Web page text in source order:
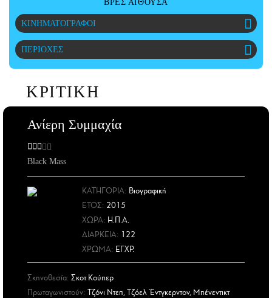
ΑΜΠΑ
PRINT
ΒΡΕΣ ΑΙΘΟΥΣΑ
ΚΙΝΗΜΑΤΟΓΡΑΦΟΙ
ΠΕΡΙΟΧΕΣ
ΚΡΙΤΙΚΗ
Ανίερη Συμμαχία
Black Mass
ΚΑΤΗΓΟΡΙΑ: Βιογραφική
ΕΤΟΣ: 2015
ΧΩΡΑ: Η.Π.Α.
ΔΙΑΡΚΕΙΑ: 122
ΧΡΩΜΑ: ΕΓΧΡ.
Σκηνοθεσία: Σκοτ Κούπερ
Πρωταγωνιστούν: Τζόνι Ντεπ, Τζόελ Έντγκερντον, Μπένεντικτ